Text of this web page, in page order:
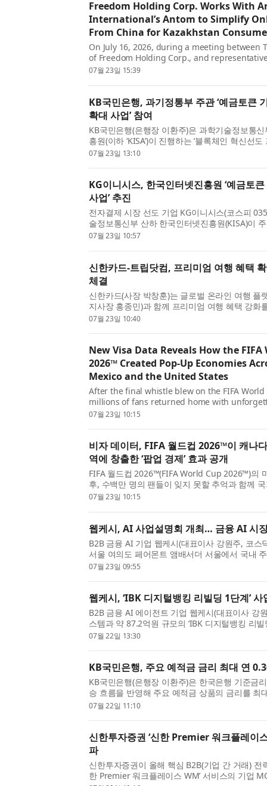
Freedom Holding Corp. Works With
International’s Antom to Simplify
From China for Kazakhstan
On July 16, 2026, during a meeting between
of Freedom Holding Corp., and
fintech market, the bank signed
07월 23일 15:39
KB국민은행, 과기정통부 주관 ‘예금토큰
확대 사업’ 참여
KB국민은행(은행장 이환주)은 과학기술정보통
흥원(이하 ‘KISA’)이 진행하는 ‘블록체인 혁신선도
큰 기반 결제 인프라 확대 사업’ 참여기관으로 최
07월 23일 13:10
KG이니시스, 한국인터넷진흥원 ‘예금토
사업’ 추진
전자결제 시장 선도 기업 KG이니시스(코스피
술정보통신부 산하 한국인터넷진흥원(KISA)이
제 인프라 확대 사업’ 발대식에 참석하고 디지털
07월 23일 10:57
신한카드-트립닷컴, 프리미엄 여행 혜택
체결
신한카드(사장 박창훈)는 글로벌 온라인 여행 플
지사장 홍종민)과 함께 프리미엄 여행 혜택 강화
협약을 체결하고, 관련 프로모션을 진행한다고
07월 23일 10:40
New Visa Data Reveals How the FIFA
2026™ Created Pop-Up Economies
Mexico and the United States
After the final whistle blew on the FIFA
millions of fans returned home with
and a trail of economic activity that stretched
07월 23일 10:15
비자 데이터, FIFA 월드컵 2026™이 캐나
역에 창출한 ‘팝업 경제’ 효과 공개
FIFA 월드컵 2026™(FIFA World Cup 2026™)의
후, 수백만 명의 팬들이 잊지 못할 추억과 함께
활동의 흔적을 안고 귀국했다. 토너먼트 기간 지
07월 23일 10:15
웹케시, AI 사업설명회 개최… 금융 AI 시
B2B 금융 AI 기업 웹케시(대표이사 강원주, 코스
서울 여의도 페어몬트 앰배서더 서울에서 국내
상으로 ‘AI 사업설명회’를 개최하고, ‘5대 금융 AI
07월 23일 09:55
웹케시, ‘IBK 디지털뱅킹 리빌딩 1단계’
B2B 금융 AI 에이전트 기업 웹케시(대표이사 강
스템과 약 87.2억원 규모의 ‘IBK 디지털뱅킹 리빌
한 공급계약을 체결했다고 22일 밝혔다. 이번 사
07월 22일 13:30
KB국민은행, 주요 예적금 금리 최대 연
KB국민은행(은행장 이환주)은 한국은행 기준금
승 흐름을 반영해 주요 예적금 상품의 금리를 최
다고 22일 밝혔다. 이번 조정으로 정기예금은 22
07월 22일 11:10
신한투자증권 ‘신한 Premier 워크플레이
파
신한투자증권이 올해 핵심 B2B(기업 간 거래) 전
한 Premier 워크플레이스 WM’ 서비스의 기업